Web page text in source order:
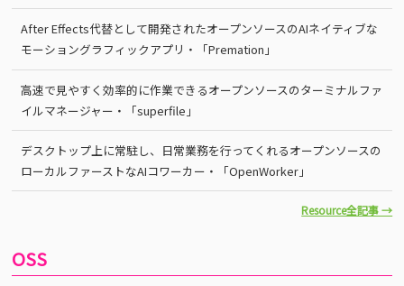
After Effects代替として開発されたオープンソースのAIネイティブな
モーショングラフィックアプリ・「Premation」
高速で見やすく効率的に作業できるオープンソースのターミナルファ
イルマネージャー・「superfile」
デスクトップ上に常駐し、日常業務を行ってくれるオープンソースの
ローカルファーストなAIコワーカー・「OpenWorker」
Resource全記事 →
OSS